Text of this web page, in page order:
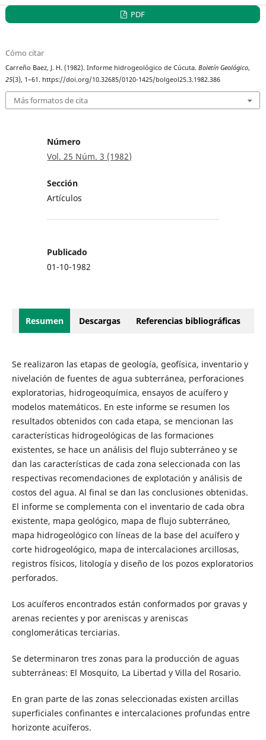
PDF
Cómo citar
Carreño Baez, J. H. (1982). Informe hidrogeológico de Cúcuta.Boletín Geológico,
25(3), 1–61. https://doi.org/10.32685/0120-1425/bolgeol25.3.1982.386
Más formatos de cita
Número
Vol. 25 Núm. 3 (1982)
Sección
Artículos
Publicado
01-10-1982
Resumen Descargas Referencias bibliográficas
Se realizaron las etapas de geología, geofísica, inventario y
nivelación de fuentes de agua subterránea, perforaciones
exploratorias, hidrogeoquímica, ensayos de acuífero y
modelos matemáticos. En este informe se resumen los
resultados obtenidos con cada etapa, se mencionan las
características hidrogeológicas de las formaciones
existentes, se hace un análisis del flujo subterráneo y se
dan las características de cada zona seleccionada con las
respectivas recomendaciones de explotación y análisis de
costos del agua. Al final se dan las conclusiones obtenidas.
El informe se complementa con el inventario de cada obra
existente, mapa geológico, mapa de flujo subterráneo,
mapa hidrogeológico con líneas de la base del acuífero y
corte hidrogeológico, mapa de intercalaciones arcillosas,
registros físicos, litología y diseño de los pozos exploratorios
perforados.
Los acuíferos encontrados están conformados por gravas y
arenas recientes y por areniscas y areniscas
conglomeráticas terciarias.
Se determinaron tres zonas para la producción de aguas
subterráneas: El Mosquito, La Libertad y Villa del Rosario.
En gran parte de las zonas seleccionadas existen arcillas
superficiales confinantes e intercalaciones profundas entre
horizonte acuíferos.